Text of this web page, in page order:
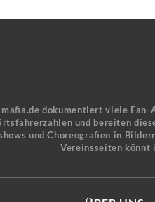
dokumentiert viele
und bereiten
und Choreografien in
Vereinsseiten könnt